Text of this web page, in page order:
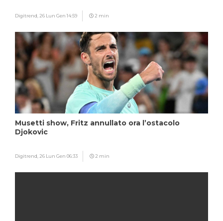
Digitrend, 26 Lun Gen 14:59 2 min
Musetti show, Fritz annullato ora l’ostacolo
Djokovic
Digitrend, 26 Lun Gen 06:33 2 min